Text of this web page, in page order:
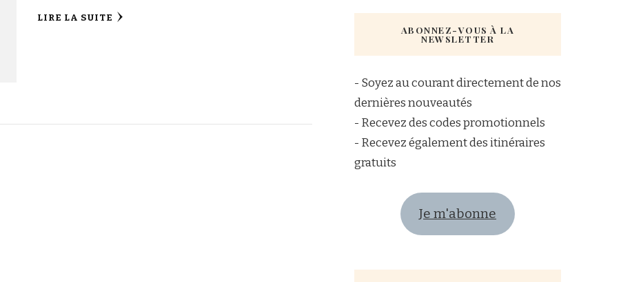
LIRE LA SUITE
ABONNEZ-VOUS À LA
NEWSLETTER
- Soyez au courant directement de nos
dernières nouveautés
- Recevez des codes promotionnels
- Recevez également des itinéraires
gratuits
Je m'abonne